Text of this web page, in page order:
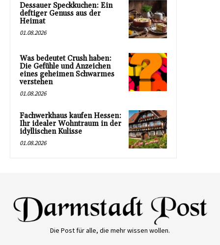
Dessauer Speckkuchen: Ein
deftiger Genuss aus der
Heimat
01.08.2026
Was bedeutet Crush haben:
Die Gefühle und Anzeichen
eines geheimen Schwarmes
verstehen
01.08.2026
Fachwerkhaus kaufen Hessen:
Ihr idealer Wohntraum in der
idyllischen Kulisse
01.08.2026
Die Post für alle, die mehr wissen wollen.